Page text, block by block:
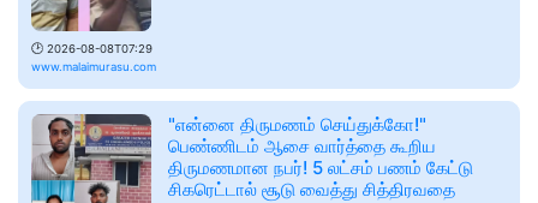
🕑 2026-08-08T07:29
www.malaimurasu.com
"என்னை திருமணம் செய்துக்கோ!"
பெண்ணிடம் ஆசை வார்த்தை கூறிய
திருமணமான நபர்! 5 லட்சம் பணம் கேட்டு
சிகரெட்டால் சூடு வைத்து சித்திரவதை